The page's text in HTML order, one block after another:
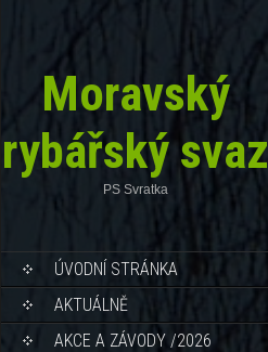
Moravský
rybářský svaz
PS Svratka
ÚVODNÍ STRÁNKA
AKTUÁLNĚ
AKCE A ZÁVODY /2026